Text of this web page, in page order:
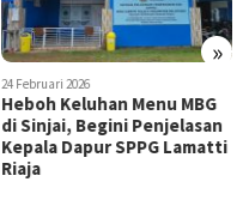
»
24 Februari 2026
Heboh Keluhan Menu MBG
di Sinjai, Begini Penjelasan
Kepala Dapur SPPG Lamatti
Riaja